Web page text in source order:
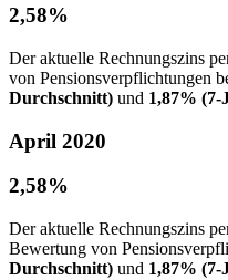
2,58%
Der aktuelle Rechnungszins
von Pensionsverpflichtungen
Durchschnitt) und 1,87% (7-
April 2020
2,58%
Der aktuelle Rechnungszins
Bewertung von
Durchschnitt) und 1,87% (7-